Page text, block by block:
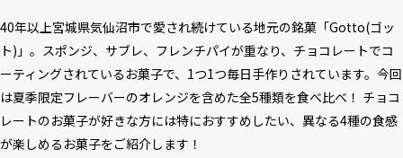
40年以上宮城県気仙沼市で愛され続けている地元の銘菓「Gotto(ゴッ
ト)」。スポンジ、サブレ、フレンチパイが重なり、チョコレートでコ
ーティングされているお菓子で、1つ1つ毎日手作りされています。今回
は夏季限定フレーバーのオレンジを含めた全5種類を食べ比べ！ チョコ
レートのお菓子が好きな方には特におすすめしたい、異なる4種の食感
が楽しめるお菓子をご紹介します！